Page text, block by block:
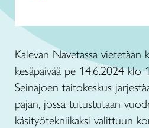
Kalevan Navetassa
kesäpäivää pe 14.6.2024 klo
Seinäjoen taitokeskus
pajan, jossa tutustutaan
käsityötekniikaksi valittuun